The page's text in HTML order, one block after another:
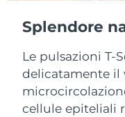
Splendore
Le pulsazioni T-
delicatamente il
cellule epiteliali